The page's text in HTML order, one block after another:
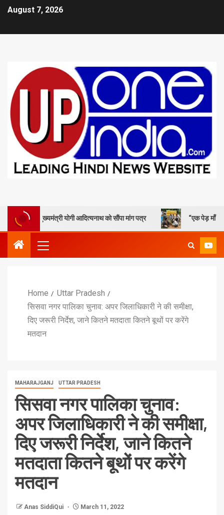
August 7, 2026
योगी आदित्यनाथ को सौंपा मांग पत्र “एक पेड़ माँ के नाम” –
Home
Uttar Pradesh
सिसवा नगर पालिका चुनाव: अपर जिलाधिकारी ने की समीक्षा,
दिए जरूरी निर्देश, जाने कितने मतदाता कितने बूथों पर करेंगे
मतदान
MAHARAJGANJ UTTAR PRADESH
सिसवा नगर पालिका चुनाव:
अपर जिलाधिकारी ने की समीक्षा,
दिए जरूरी निर्देश, जाने कितने
मतदाता कितने बूथों पर करेंगे
मतदान
Anas SiddiQui March 11, 2022